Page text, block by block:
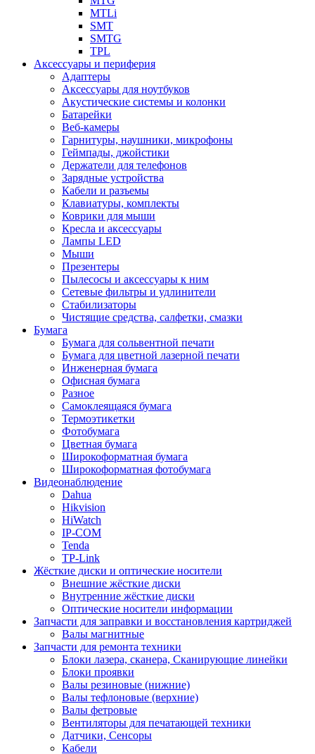
MTLi
SMT
SMTG
TPL
Аксессуары и периферия
Адаптеры
Аксессуары для ноутбуков
Акустические системы и колонки
Батарейки
Веб-камеры
Гарнитуры, наушники, микрофоны
Геймпады, джойстики
Держатели для телефонов
Зарядные устройства
Кабели и разъемы
Клавиатуры, комплекты
Коврики для мыши
Кресла и аксессуары
Лампы LED
Мыши
Презентеры
Пылесосы и аксессуары к ним
Сетевые фильтры и удлинители
Стабилизаторы
Чистящие средства, салфетки, смазки
Бумага
Бумага для сольвентной печати
Бумага для цветной лазерной печати
Инженерная бумага
Офисная бумага
Разное
Самоклеящаяся бумага
Термоэтикетки
Фотобумага
Цветная бумага
Широкоформатная бумага
Широкоформатная фотобумага
Видеонаблюдение
Dahua
Hikvision
HiWatch
IP-COM
Tenda
TP-Link
Жёсткие диски и оптические носители
Внешние жёсткие диски
Внутренние жёсткие диски
Оптические носители информации
Запчасти для заправки и восстановления картриджей
Валы магнитные
Запчасти для ремонта техники
Блоки лазера, сканера, Сканирующие линейки
Блоки проявки
Валы резиновые (нижние)
Валы тефлоновые (верхние)
Валы фетровые
Вентиляторы для печатающей техники
Датчики, Сенсоры
Кабели